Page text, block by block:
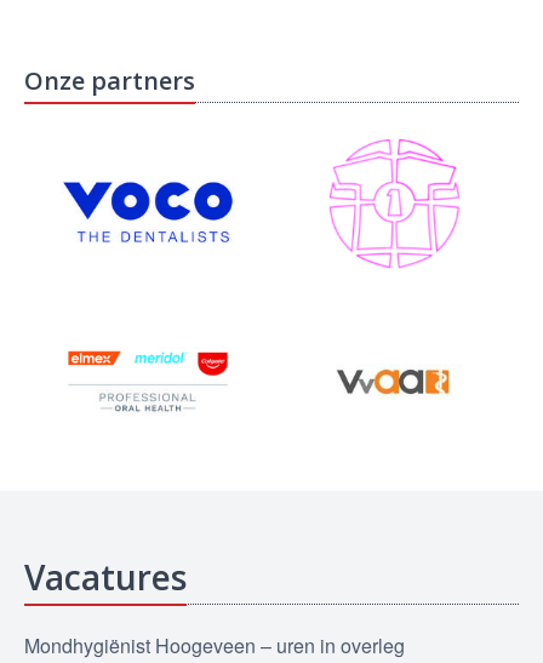
Onze partners
Vacatures
Mondhygiënist Hoogeveen – uren in overleg